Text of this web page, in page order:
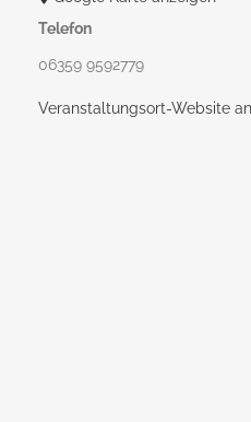
Telefon
06359 9592779
Veranstaltungsort-Website